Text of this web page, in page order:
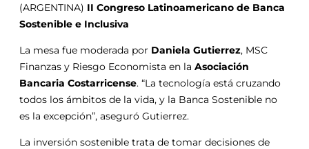
(ARGENTINA) II Congreso Latinoamericano de Banca
Sostenible e Inclusiva
La mesa fue moderada por Daniela Gutierrez, MSC
Finanzas y Riesgo Economista en la Asociación
Bancaria Costarricense. “La tecnología está cruzando
todos los ámbitos de la vida, y la Banca Sostenible no
es la excepción”, aseguró Gutierrez.
La inversión sostenible trata de tomar decisiones de